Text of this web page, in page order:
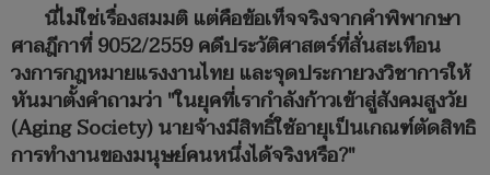
นี่ไม่ใช่เรื่องสมมติ แต่คือข้อเท็จจริงจากคำพิพากษา
ศาลฎีกาที่ 9052/2559 คดีประวัติศาสตร์ที่สั่นสะเทือน
วงการกฎหมายแรงงานไทย และจุดประกายวงวิชาการให้
หันมาตั้งคำถามว่า "ในยุคที่เรากำลังก้าวเข้าสู่สังคมสูงวัย
(Aging Society) นายจ้างมีสิทธิ์ใช้อายุเป็นเกณฑ์ตัดสิทธิ
การทำงานของมนุษย์คนหนึ่งได้จริงหรือ?"